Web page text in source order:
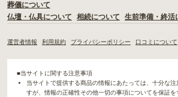
葬儀について
仏壇・仏具について
相続について 生前準備・終活
運営者情報 利用規約 プライバシーポリシー 口コミについて
■当サイトに関する注意事項
当サイトで提供する商品の情報にあたっては、十分な
すが、情報の正確性その他一切の事項についてを保証を